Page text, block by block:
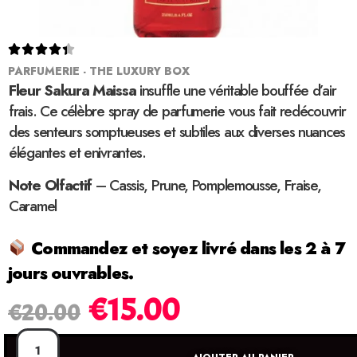

PARFUMERIE - THE LUXURY BOX
Fleur Sakura Maissainsuffle une véritable bouffée d’air
frais. Ce célèbre spray de parfumerie vous fait redécouvrir
des senteurs somptueuses et subtiles aux diverses nuances
élégantes et enivrantes.
Note Olfactif– Cassis, Prune, Pomplemousse, Fraise,
Caramel
Commandez et soyez livré dans les 2 à 7
jours ouvrables.
€20.00 €15.00